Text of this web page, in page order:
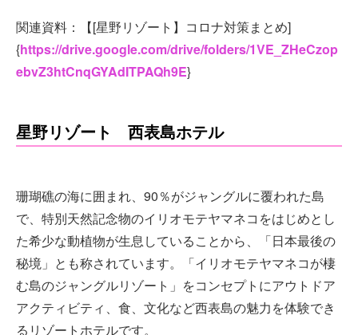
関連資料：【[星野リゾート】コロナ対策まとめ]
{https://drive.google.com/drive/folders/1VE_ZHeCzop
ebvZ3htCnqGYAdITPAQh9E}
星野リゾート 西表島ホテル
珊瑚礁の海に囲まれ、90％がジャングルに覆われた島
で、特別天然記念物のイリオモテヤマネコをはじめとし
た希少な動植物が生息していることから、「日本最後の
秘境」とも称されています。「イリオモテヤマネコが棲
む島のジャングルリゾート」をコンセプトにアウトドア
アクティビティ、食、文化など西表島の魅力を体験でき
るリゾートホテルです。